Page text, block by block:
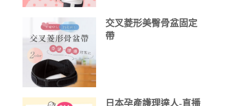
交叉菱形美臀骨盆固定
帶
日本孕產護理達人-直播